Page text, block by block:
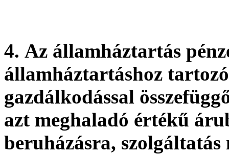
4. Az államháztartás
államháztartáshoz
gazdálkodással
azt meghaladó értékű
beruházásra, szolgáltatás